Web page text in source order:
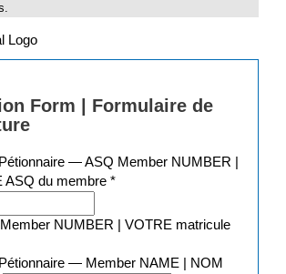
Form | Formulaire de
— ASQ Member NUMBER |
ASQ du membre*
NUMBER | VOTRE matricule
— Member NAME | NOM